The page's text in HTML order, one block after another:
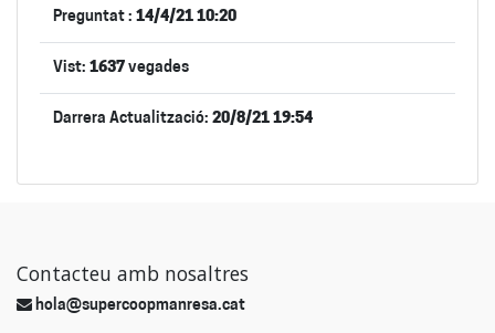
Preguntat : 14/4/21 10:20
Vist: 1637 vegades
Darrera Actualització: 20/8/21 19:54
Contacteu amb nosaltres
hola@supercoopmanresa.cat